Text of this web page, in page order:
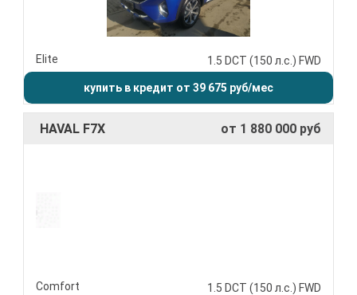
Elite 1.5 DCT (150 л.с.) FWD
купить в кредит от 39 675 руб/мес
HAVAL F7X от 1 880 000 руб
Comfort 1.5 DCT (150 л.с.) FWD